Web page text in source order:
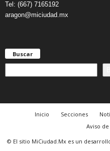
Tel: (667) 7165192
aragon@miciudad.mx
Buscar
u
Inicio Secciones
Aviso
© El sitio MiCiudad.Mx es un